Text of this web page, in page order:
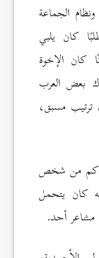
الجماعة
كان يلبي
كان الإخوة
بعض العرب
مسبق،
كم من شخص
كان يتحمل
أحد.